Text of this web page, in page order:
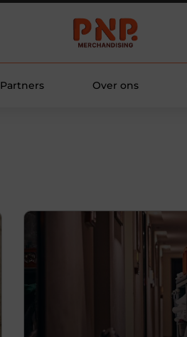
Partners Over ons